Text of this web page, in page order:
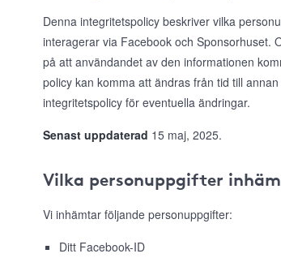
Denna integritetspolicy beskriver vilka
interagerar via Facebook och Sponsorhuset.
på att användandet av den informationen
policy kan komma att ändras från tid till
integritetspolicy för eventuella ändringar.
Senast uppdaterad 15 maj, 2025.
Vilka personuppgifter
Vi inhämtar följande personuppgifter:
Ditt Facebook-ID